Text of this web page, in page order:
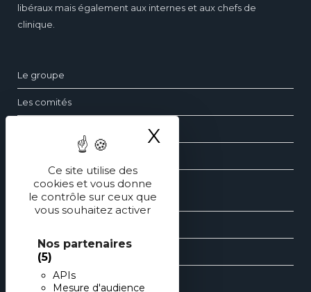
Ce site utilise des
cookies et vous donne
le contrôle sur ceux que
vous souhaitez activer
Nos partenaires
(5)
APIs
Mesure d'audience
X Masquer le
libéraux mais également aux internes et aux chefs de
clinique.
Le groupe
Les comités
Les dossiers de pédiatrie
Les éditions spéciales de pédiatrie